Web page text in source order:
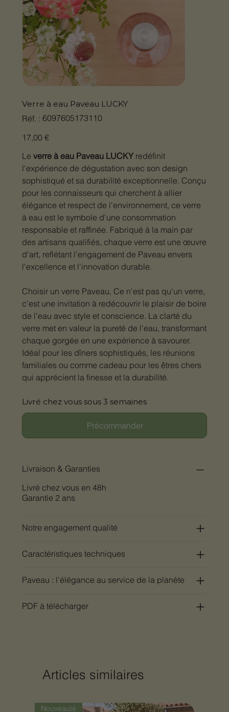
Verre à eau Paveau LUCKY
Réf. : SKU
6097605173110
6097605173110
Prix
17,00 €
Le verre à eau Paveau LUCKYredéfinit
l'expérience de dégustation avec son design
sophistiqué et sa durabilité exceptionnelle. Conçu
pour les connaisseurs qui cherchent à allier
élégance et respect de l'environnement, ce verre
à eau est le symbole d'une consommation
responsable et raffinée. Fabriqué à la main par
des artisans qualifiés, chaque verre est une œuvre
d'art, reflétant l'engagement de Paveau envers
l'excellence et l'innovation durable.
Choisir un verre Paveau, Ce n'est pas qu'un verre,
c'est une invitation à redécouvrir le plaisir de boire
de l'eau avec style et conscience. La clarté du
verre met en valeur la pureté de l'eau, transformant
chaque gorgée en une expérience à savourer.
Idéal pour les dîners sophistiqués, les réunions
familiales ou comme cadeau pour les êtres chers
qui apprécient la finesse et la durabilité.
Livré chez vous sous 3 semaines
Précommander
Livraison & Garanties
Livré chez vous en 48h
Garantie 2 ans
Notre engagement qualité
Caractéristiques techniques
Paveau : l'élégance au service de la planète
PDF à télécharger
Articles similaires
Nouveauté